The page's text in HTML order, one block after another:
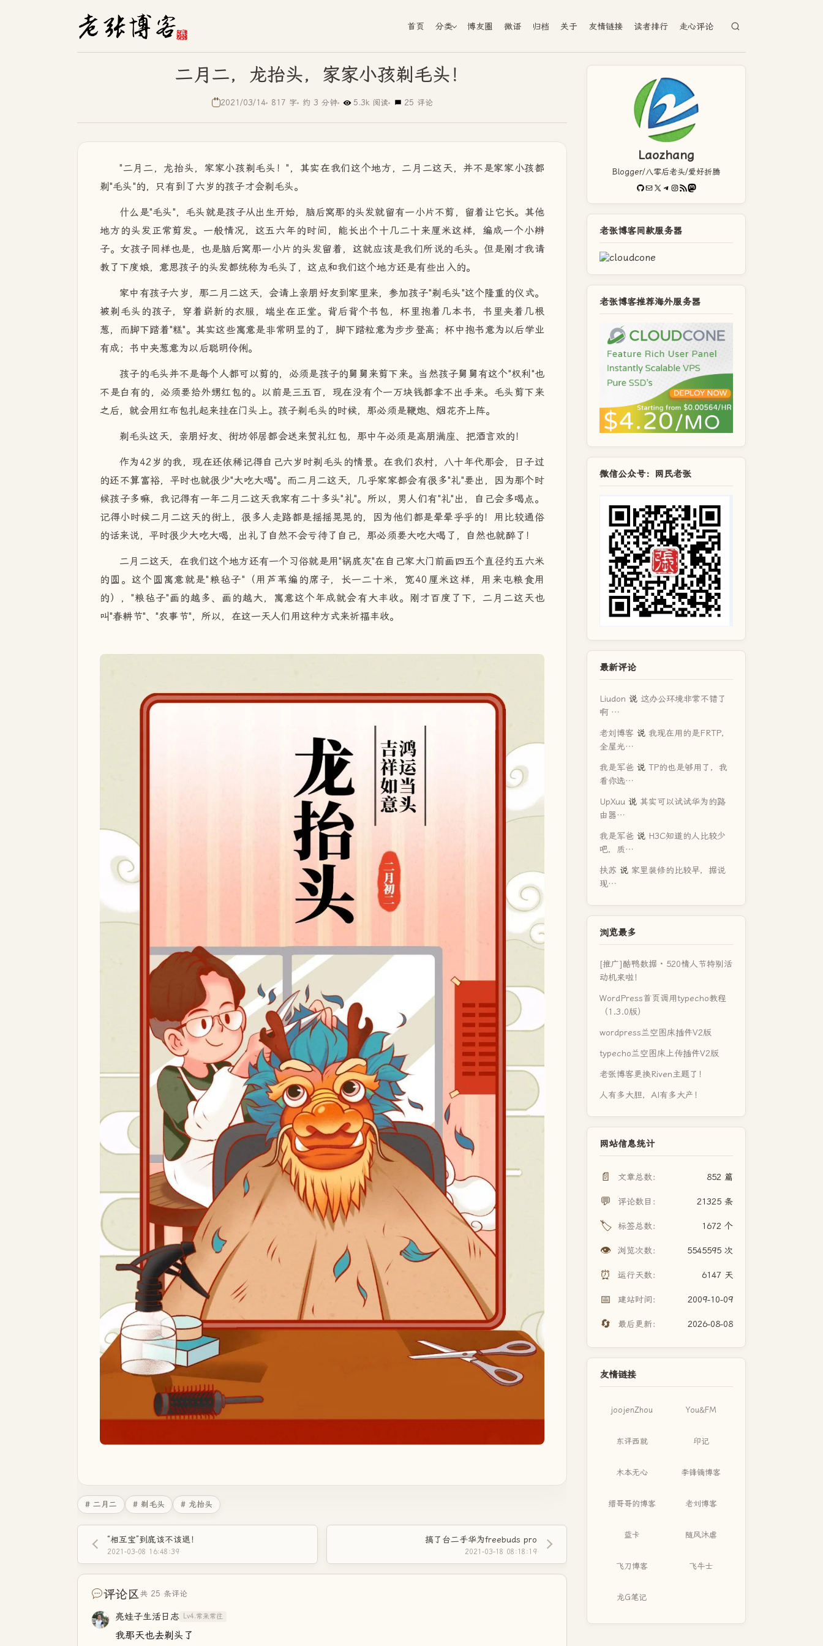
首页 分类 博友圈 微语 归档 关于 友情链接 读者排行 走心评论
二月二，龙抬头，家家小孩剃毛头！
2021/03/14 817 字 约 3 分钟 5.3k 阅读 25 评论
"二月二，龙抬头，家家小孩剃毛头！"，其实在我们这个地方，二月二这天，并不是家家小孩都
剃"毛头"的，只有到了六岁的孩子才会剃毛头。
什么是"毛头"，毛头就是孩子从出生开始，脑后窝那的头发就留有一小片不剪，留着让它长。其他
地方的头发正常剪发。一般情况，这五六年的时间，能长出个十几二十来厘米这样，编成一个小辫
子。女孩子同样也是，也是脑后窝那一小片的头发留着，这就应该是我们所说的毛头。但是刚才我请
教了下度娘，意思孩子的头发都统称为毛头了，这点和我们这个地方还是有些出入的。
家中有孩子六岁，那二月二这天，会请上亲朋好友到家里来，参加孩子"剃毛头"这个隆重的仪式。
被剃毛头的孩子，穿着崭新的衣服，端坐在正堂。背后背个书包，杯里抱着几本书，书里夹着几根
葱，而脚下踏着"糕"。其实这些寓意是非常明显的了，脚下踏粒意为步步登高；杯中抱书意为以后学业
有成；书中夹葱意为以后聪明伶俐。
孩子的毛头并不是每个人都可以剪的，必须是孩子的舅舅来剪下来。当然孩子舅舅有这个"权利"也
不是白有的，必须要给外甥红包的。以前是三五百，现在没有个一万块钱都拿不出手来。毛头剪下来
之后，就会用红布包扎起来挂在门头上。孩子剃毛头的时候，那必须是鞭炮、烟花齐上阵。
剃毛头这天，亲朋好友、街坊邻居都会送来贺礼红包，那中午必须是高朋满座、把酒言欢的！
作为42岁的我，现在还依稀记得自己六岁时剃毛头的情景。在我们农村，八十年代那会，日子过
的还不算富裕，平时也就很少"大吃大喝"。而二月二这天，几乎家家都会有很多"礼"要出，因为那个时
候孩子多嘛，我记得有一年二月二这天我家有二十多头"礼"。所以，男人们有"礼"出，自己会多喝点。
记得小时候二月二这天的街上，很多人走路都是摇摇晃晃的，因为他们都是晕晕乎乎的！用比较通俗
的话来说，平时很少大吃大喝，出礼了自然不会亏待了自己，那必须要大吃大喝了，自然也就醉了！
二月二这天，在我们这个地方还有一个习俗就是用"锅底灰"在自己家大门前画四五个直径约五六米
的圆。这个圆寓意就是"粮毡子"（用芦苇编的席子，长一二十米，宽40厘米这样，用来屯粮食用
的），"粮毡子"画的越多、画的越大，寓意这个年成就会有大丰收。刚才百度了下，二月二这天也
叫"春耕节"、"农事节"，所以，在这一天人们用这种方式来祈福丰收。
# 二月二 # 剃毛头 # 龙抬头
“相互宝”到底该不该退！
2021-03-08 16:48:39
搞了台二手华为freebuds pro
2021-03-18 08:18:19
评论区 共 25 条评论
亮娃子生活日志 Lv4.常来常往
我那天也去剃头了
Laozhang
Blogger/八零后老头/爱好折腾
GitHub
电子邮件X Telegram
Instagram
RSS FeedMastodon
老张博客同款服务器
老张博客推荐海外服务器
微信公众号：网民老张
最新评论
Liudon 说 这办公环境非常不错了
啊 …
老刘博客 说 我现在用的是FRTP，
全屋光…
我是军爸 说 TP的也是够用了，我
看你选…
UpXuu 说 其实可以试试华为的路
由器…
我是军爸 说 H3C知道的人比较少
吧，质…
扶苏 说 家里装修的比较早，据说
现…
浏览最多
[推广]酷鸭数据 · 520情人节特别活
动机来啦！
WordPress首页调用typecho教程
（1.3.0版）
wordpress兰空图床插件V2版
typecho兰空图床上传插件V2版
老张博客更换Riven主题了！
人有多大胆，AI有多大产！
网站信息统计
📄 文章总数： 852 篇
💬 评论数目： 21325 条
🏷️ 标签总数： 1672 个
👁️ 浏览次数： 5545595 次
⏰ 运行天数： 6147 天
📅 建站时间： 2009-10-09
🔄 最后更新： 2026-08-08
友情链接
joojenZhou You&FM
东评西就 印记
木本无心 李锋镝博客
缙哥哥的博客 老刘博客
蓝卡 随风沐虐
飞刀博客 飞牛士
龙G笔记